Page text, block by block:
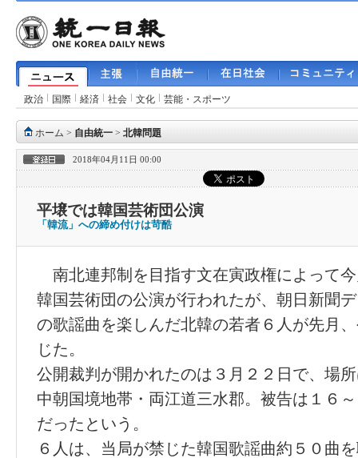
政治 国際 経済 社会 文化 芸能・スポーツ
ホーム > 自由統一 > 北韓問題
2018年04月11日 00:00
平壌では韓国芸術団公演
「韓流」への締め付けは苛酷
南北連邦制を目指す文在寅政権によって
韓国芸術団の公演が行われたが、朝日新聞
の歌謡曲を楽しんだ北韓の若者６人が先月
じた。
公開裁判が開かれたのは３月２２日で、場
中朝国境地帯・両江道三水郡。被告は１６
だったという。
６人は、当局が禁じた韓国歌謡曲約５０曲